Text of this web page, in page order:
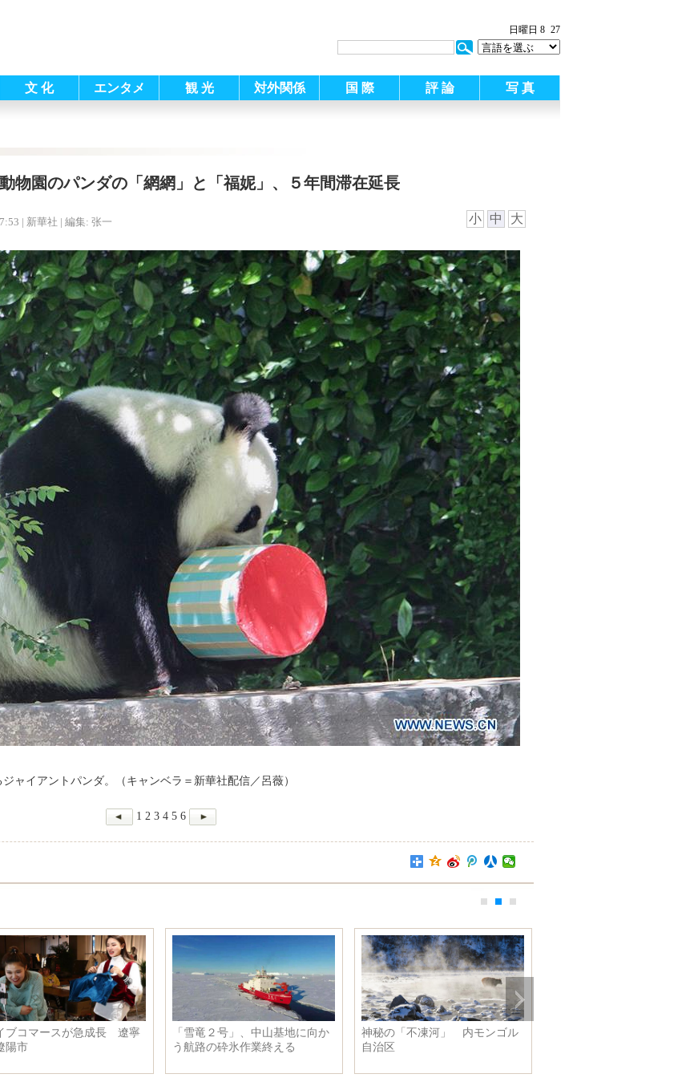
日曜日 8 27
文 化 エンタメ 観 光 対外関係 国 際 評 論 写 真
物園のパンダの「網網」と「福妮」、５年間滞在延長
| 新華社 | 編集: 张一 小 中 大
ャイアントパンダ。（キャンベラ＝新華社配信／呂薇）
1 2 3 4 5 6
秘の「不凍河」 内モンゴル
治区
外国人来場者が無形文化遺産を
体験 福建省泉州市
元気はつらつ！ローラースケー
トを楽しむ高齢者 内モンゴル